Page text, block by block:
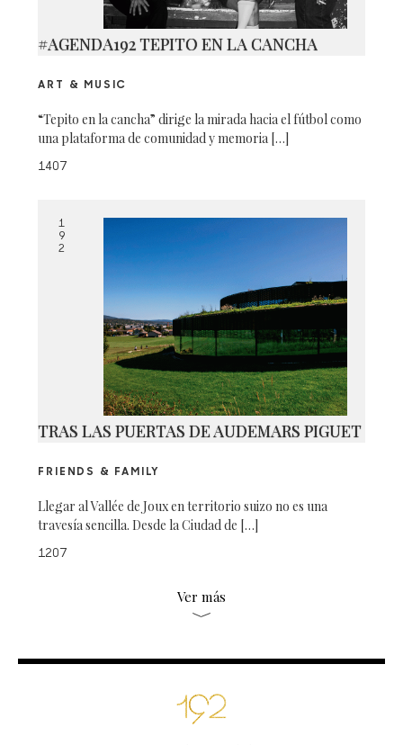
#AGENDA192 TEPITO EN LA CANCHA
ART & MUSIC
“Tepito en la cancha” dirige la mirada hacia el fútbol como
una plataforma de comunidad y memoria […]
1407
1
9
2
TRAS LAS PUERTAS DE AUDEMARS PIGUET
FRIENDS & FAMILY
Llegar al Vallée de Joux en territorio suizo no es una
travesía sencilla. Desde la Ciudad de […]
1207
Ver más